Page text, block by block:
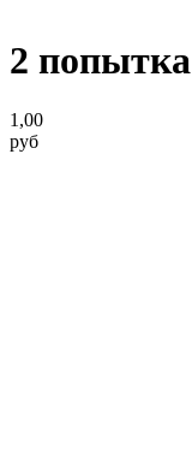
2 попытка
1,00
руб